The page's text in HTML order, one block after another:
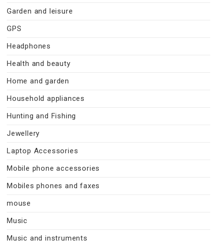
Garden and leisure
GPS
Headphones
Health and beauty
Home and garden
Household appliances
Hunting and Fishing
Jewellery
Laptop Accessories
Mobile phone accessories
Mobiles phones and faxes
mouse
Music
Music and instruments